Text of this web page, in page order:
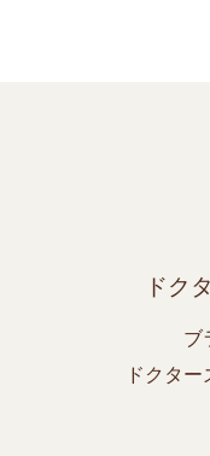
がある場合は、
ドク
ブ
ドクタ